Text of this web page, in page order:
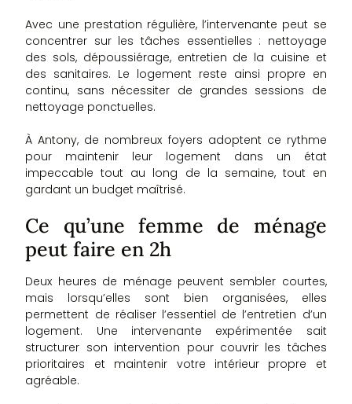
Avec une prestation régulière, l’intervenante peut se
concentrer sur les tâches essentielles : nettoyage
des sols, dépoussiérage, entretien de la cuisine et
des sanitaires. Le logement reste ainsi propre en
continu, sans nécessiter de grandes sessions de
nettoyage ponctuelles.
À Antony, de nombreux foyers adoptent ce rythme
pour maintenir leur logement dans un état
impeccable tout au long de la semaine, tout en
gardant un budget maîtrisé.
Ce qu’une femme de ménage
peut faire en 2h
Deux heures de ménage peuvent sembler courtes,
mais lorsqu’elles sont bien organisées, elles
permettent de réaliser l’essentiel de l’entretien d’un
logement. Une intervenante expérimentée sait
structurer son intervention pour couvrir les tâches
prioritaires et maintenir votre intérieur propre et
agréable.